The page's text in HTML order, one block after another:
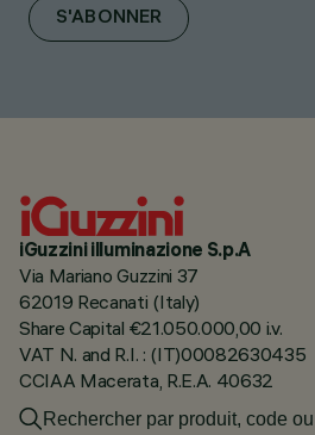
S'ABONNER
iGuzzini illuminazione S.p.A
Via Mariano Guzzini 37
62019 Recanati (Italy)
Share Capital €21.050.000,00 i.v.
VAT N. and R.I. : (IT)00082630435
CCIAA Macerata, R.E.A. 40632